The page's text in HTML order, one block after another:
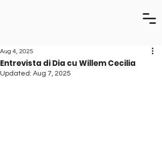
Entrevista di Dia cu Willem Cecilia
Aug 4, 2025
Updated: Aug 7, 2025